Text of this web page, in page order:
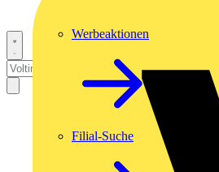
Werbeaktionen
Filial-Suche